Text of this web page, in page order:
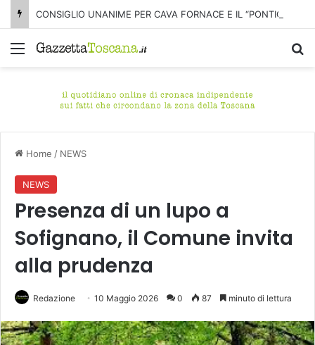
Menu
Home / NEWS
NEWS
Presenza di un lupo a
Sofignano, il Comune invita
alla prudenza
Redazione 10 Maggio 2026 0 87 minuto di lettura